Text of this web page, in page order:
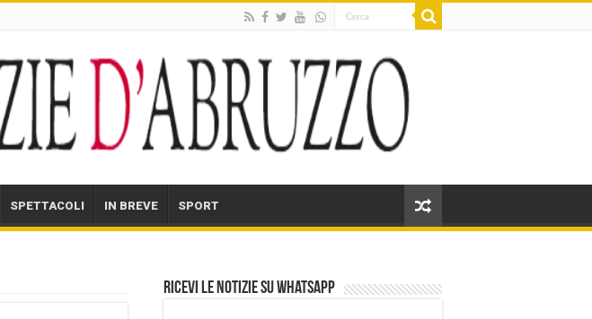
SPETTACOLI IN BREVE SPORT
Ricevi le notizie su Whatsapp